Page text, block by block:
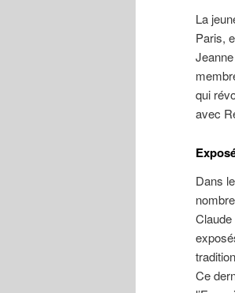
La
Paris,
qui
avec
Dans
Ce